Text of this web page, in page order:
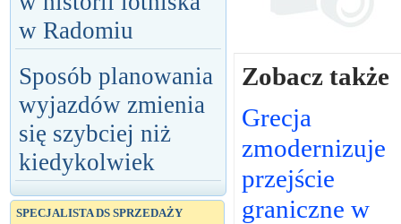
w Radomiu
Sposób planowania
wyjazdów zmienia
się szybciej niż
kiedykolwiek
SPECJALISTA DS SPRZEDAŻY
Zobacz także
Grecja
zmodernizuje
przejście
graniczne w